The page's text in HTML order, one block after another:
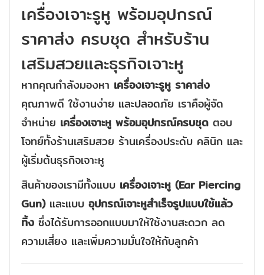
เครื่องเจาะรูหู พร้อมอุปกรณ์
ราคาส่ง ครบชุด สำหรับร้าน
เสริมสวยและธุรกิจเจาะหู
หากคุณกำลังมองหา เครื่องเจาะรูหู ราคาส่ง
คุณภาพดี ใช้งานง่าย และปลอดภัย เราคือผู้จัด
จำหน่าย เครื่องเจาะหู พร้อมอุปกรณ์ครบชุด ตอบ
โจทย์ทั้งร้านเสริมสวย ร้านเครื่องประดับ คลินิก และ
ผู้เริ่มต้นธุรกิจเจาะหู
สินค้าของเรามีทั้งแบบ เครื่องเจาะหู (Ear Piercing
Gun)และแบบ อุปกรณ์เจาะหูสำเร็จรูปแบบใช้แล้ว
ทิ้ง ซึ่งได้รับการออกแบบมาให้ใช้งานสะดวก ลด
ความเสี่ยง และเพิ่มความมั่นใจให้กับลูกค้า